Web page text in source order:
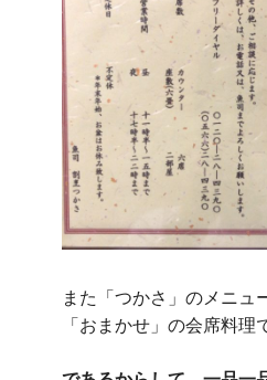
また「つかさ」のメニュ
「おまかせ」の会席料理